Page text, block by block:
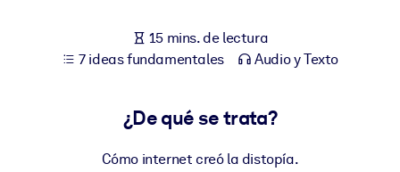
empresariales confiables y listos para usar.
estructurados para mejorar los resultados.
15 mins. de lectura
7 ideas fundamentales
Audio y Texto
¿De qué se trata?
Cómo internet creó la distopía.